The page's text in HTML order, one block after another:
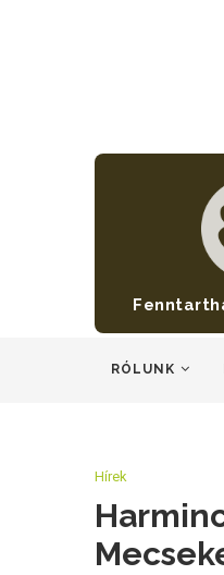
RÓLUNK
Hírek